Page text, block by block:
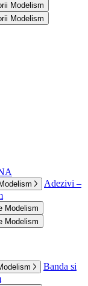
Modelism
Modelism
Adezivi –
Modelism
Modelism
Banda si